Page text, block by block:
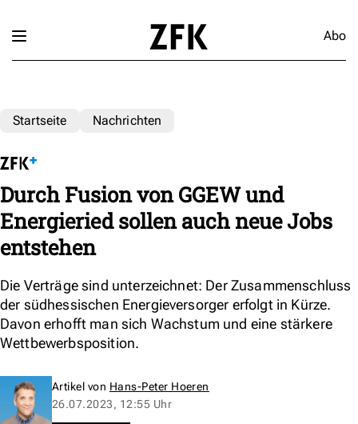
Abo
Startseite Nachrichten
Durch Fusion von GGEW und
Energieried sollen auch neue Jobs
entstehen
Die Verträge sind unterzeichnet: Der Zusammenschluss
der südhessischen Energieversorger erfolgt in Kürze.
Davon erhofft man sich Wachstum und eine stärkere
Wettbewerbsposition.
Artikel von Hans-Peter Hoeren
26.07.2023, 12:55 Uhr